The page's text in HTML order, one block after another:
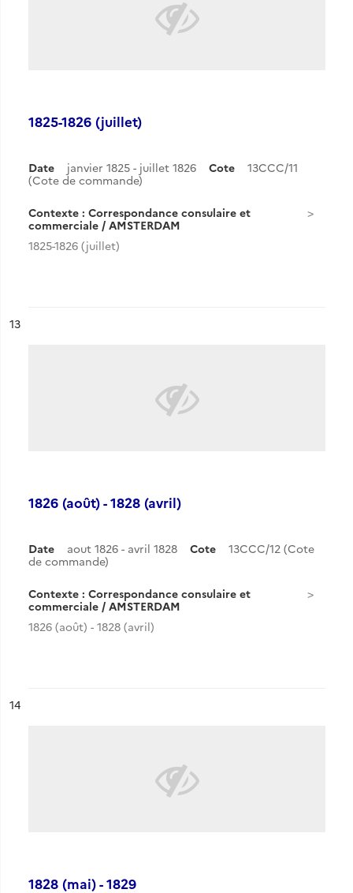
1825-1826 (juillet)
Date janvier 1825 - juillet 1826 Cote
13CCC/11
(Cote de commande)
Contexte : Correspondance consulaire et
commerciale / AMSTERDAM
1825-1826 (juillet)
n°
13
1826 (août) - 1828 (avril)
Date aout 1826 - avril 1828 Cote
13CCC/12 (Cote
de commande)
Contexte : Correspondance consulaire et
commerciale / AMSTERDAM
1826 (août) - 1828 (avril)
n°
14
1828 (mai) - 1829